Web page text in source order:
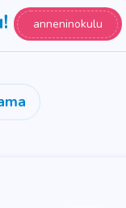
anneninokulu